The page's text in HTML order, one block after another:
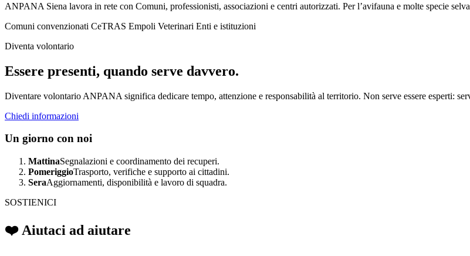
ANPANA Siena lavora in rete con Comuni, professionisti, associazioni e centri autorizzati. Per l’avifauna e molte specie
Comuni convenzionati CeTRAS Empoli Veterinari Enti e istituzioni
Diventa volontario
Essere presenti, quando serve davvero.
Diventare volontario ANPANA significa dedicare tempo, attenzione e responsabilità al territorio. Non serve essere esperti:
Chiedi informazioni
Un giorno con noi
MattinaSegnalazioni e coordinamento dei recuperi.
PomeriggioTrasporto, verifiche e supporto ai cittadini.
SeraAggiornamenti, disponibilità e lavoro di squadra.
SOSTIENICI
❤️ Aiutaci ad aiutare